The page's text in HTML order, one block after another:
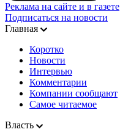
Реклама на сайте и в газете
Подписаться на новости
Главная
Коротко
Новости
Интервью
Комментарии
Компании сообщают
Самое читаемое
Власть